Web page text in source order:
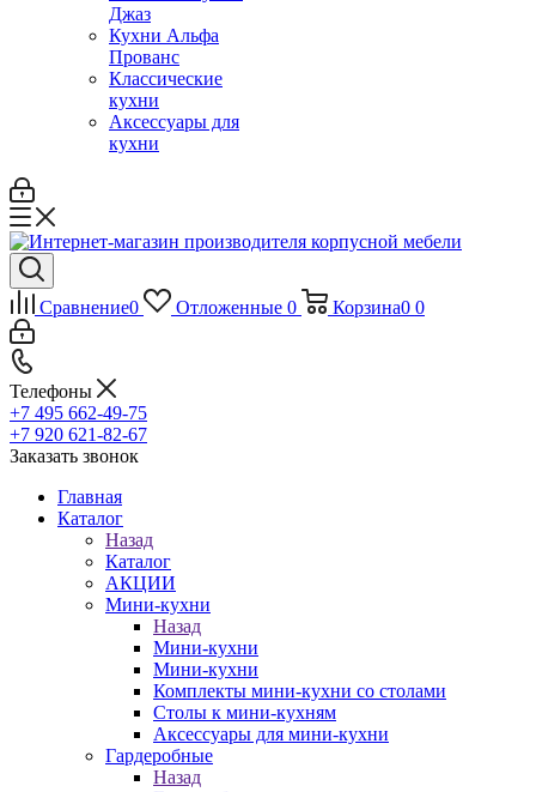
Джаз
Кухни Альфа
Прованс
Классические
кухни
Аксессуары для
кухни
Сравнение0 Отложенные 0 Корзина0 0
Телефоны
+7 495 662-49-75
+7 920 621-82-67
Заказать звонок
Главная
Каталог
Назад
Каталог
АКЦИИ
Мини-кухни
Назад
Мини-кухни
Мини-кухни
Комплекты мини-кухни со столами
Столы к мини-кухням
Аксессуары для мини-кухни
Гардеробные
Назад